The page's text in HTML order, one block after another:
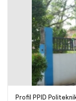
Profil PPID